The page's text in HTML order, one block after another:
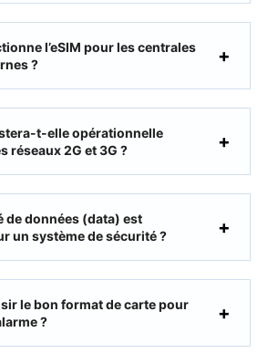
l’eSIM pour les centrales
?
t-elle opérationnelle
réseaux 2G et 3G ?
de données (data) est
un système de sécurité ?
le bon format de carte pour
?